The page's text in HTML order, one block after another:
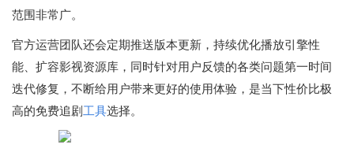
范围非常广。
官方运营团队还会定期推送版本更新，持续优化播放引擎性
能、扩容影视资源库，同时针对用户反馈的各类问题第一时间
迭代修复，不断给用户带来更好的使用体验，是当下性价比极
高的免费追剧 工具选择。